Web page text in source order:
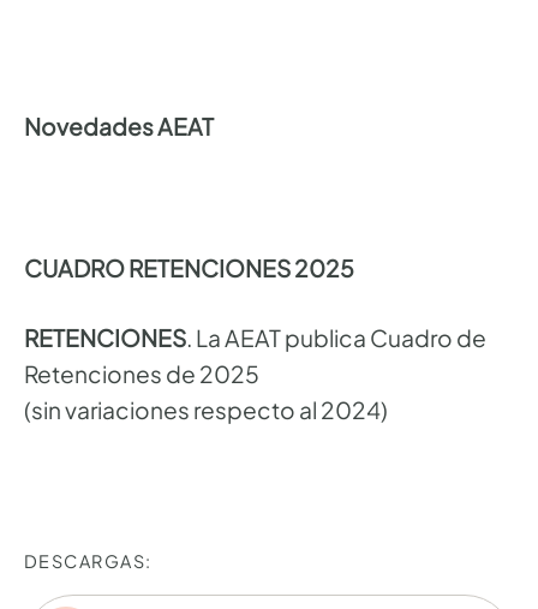
Novedades AEAT
CUADRO RETENCIONES 2025
RETENCIONES. La AEAT publica Cuadro de
Retenciones de 2025
(sin variaciones respecto al 2024)
DESCARGAS: